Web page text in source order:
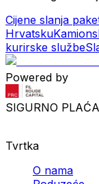
Cijene slanja
Hrvatsku
kurirske službe
Powered by
SIGURNO
Tvrtka
O nama